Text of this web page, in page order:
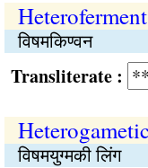
विषमकिण्वन
:
विषमयुग्मकी लिंग